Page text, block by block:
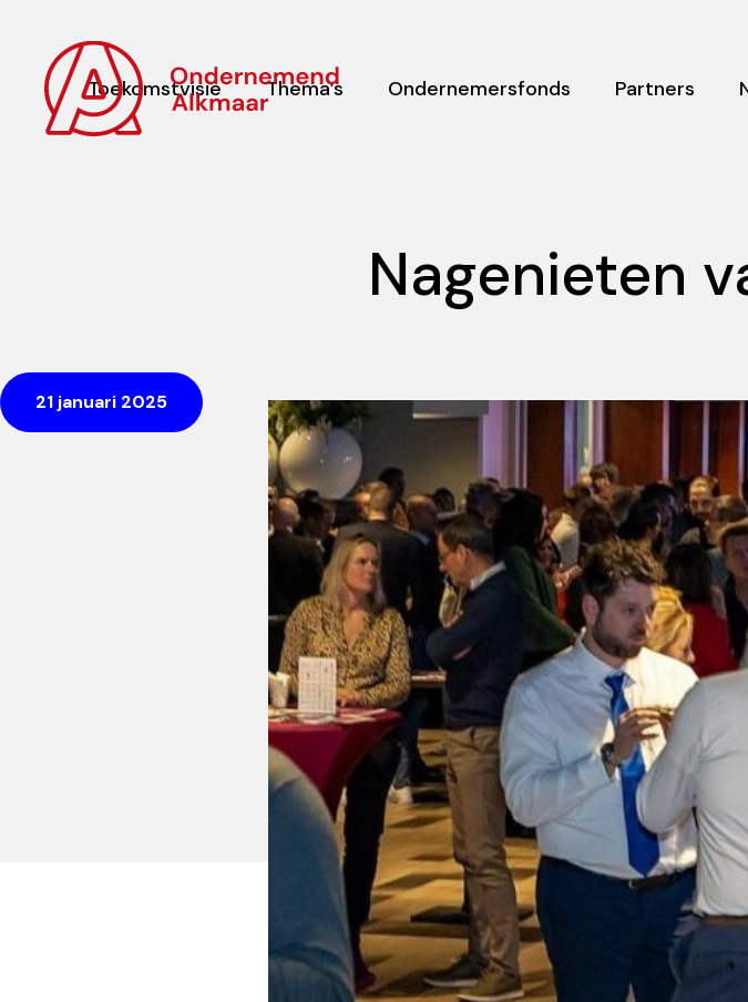
Toekomstvisie Thema’s Ondernemersfonds Partners
Nagenieten
21 januari 2025